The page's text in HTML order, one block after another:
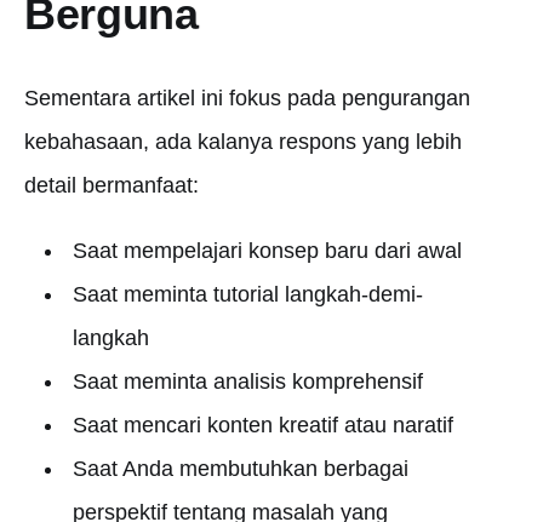
Berguna
Sementara artikel ini fokus pada pengurangan
kebahasaan, ada kalanya respons yang lebih
detail bermanfaat:
Saat mempelajari konsep baru dari awal
Saat meminta tutorial langkah-demi-
langkah
Saat meminta analisis komprehensif
Saat mencari konten kreatif atau naratif
Saat Anda membutuhkan berbagai
perspektif tentang masalah yang